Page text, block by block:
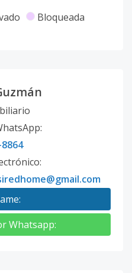
1 1
Bloqueada
:
:
:
Whatsapp: